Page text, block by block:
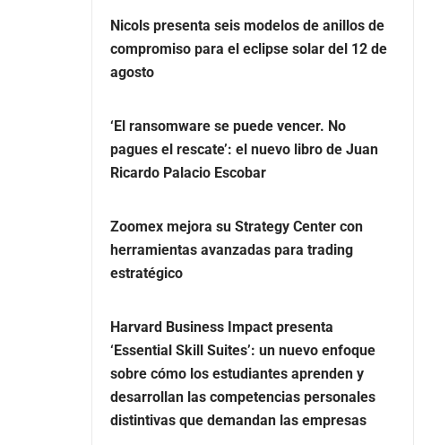
Nicols presenta seis modelos de anillos de
compromiso para el eclipse solar del 12 de
agosto
‘El ransomware se puede vencer. No
pagues el rescate’: el nuevo libro de Juan
Ricardo Palacio Escobar
Zoomex mejora su Strategy Center con
herramientas avanzadas para trading
estratégico
Harvard Business Impact presenta
‘Essential Skill Suites’: un nuevo enfoque
sobre cómo los estudiantes aprenden y
desarrollan las competencias personales
distintivas que demandan las empresas